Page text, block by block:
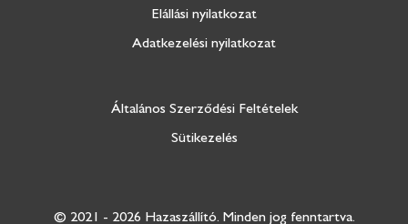
Elállási nyilatkozat
Adatkezelési nyilatkozat
Általános Szerződési Feltételek
Sütikezelés
© 2021 - 2026 Hazaszállító. Minden jog fenntartva.